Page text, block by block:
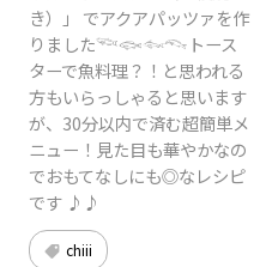
き）」 でアクアパッツァを作
りました‪𓆝𓆟𓆜𓆞‬トース
ターで魚料理？！と思われる
方もいらっしゃると思います
が、30分以内で済む超簡単メ
ニュー！見た目も華やかなの
でおもてなしにも◎なレシピ
です ♪♪
chiii